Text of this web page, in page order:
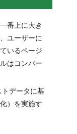
番上に大き
ユーザーに
いるページ
はコンバー
トデータに基
）を実施す